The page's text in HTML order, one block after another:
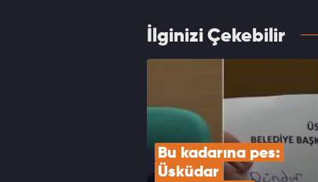
İlginizi Çekebilir
Bu kadarına pes:
Üsküdar